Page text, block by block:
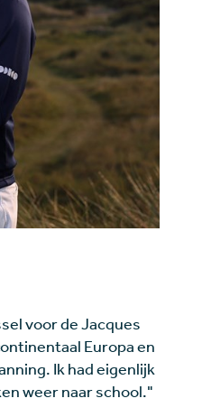
voor de Jacques
Europa en
Ik had eigenlijk
weer naar school."